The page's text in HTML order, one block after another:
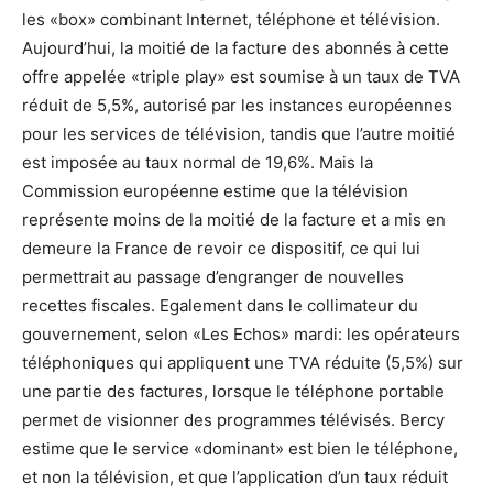
les «box» combinant Internet, téléphone et télévision.
Aujourd’hui, la moitié de la facture des abonnés à cette
offre appelée «triple play» est soumise à un taux de TVA
réduit de 5,5%, autorisé par les instances européennes
pour les services de télévision, tandis que l’autre moitié
est imposée au taux normal de 19,6%. Mais la
Commission européenne estime que la télévision
représente moins de la moitié de la facture et a mis en
demeure la France de revoir ce dispositif, ce qui lui
permettrait au passage d’engranger de nouvelles
recettes fiscales. Egalement dans le collimateur du
gouvernement, selon «Les Echos» mardi: les opérateurs
téléphoniques qui appliquent une TVA réduite (5,5%) sur
une partie des factures, lorsque le téléphone portable
permet de visionner des programmes télévisés. Bercy
estime que le service «dominant» est bien le téléphone,
et non la télévision, et que l’application d’un taux réduit